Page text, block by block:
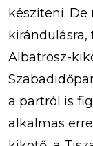
készíteni.
Albatrosz-
a partról is
alkalmas